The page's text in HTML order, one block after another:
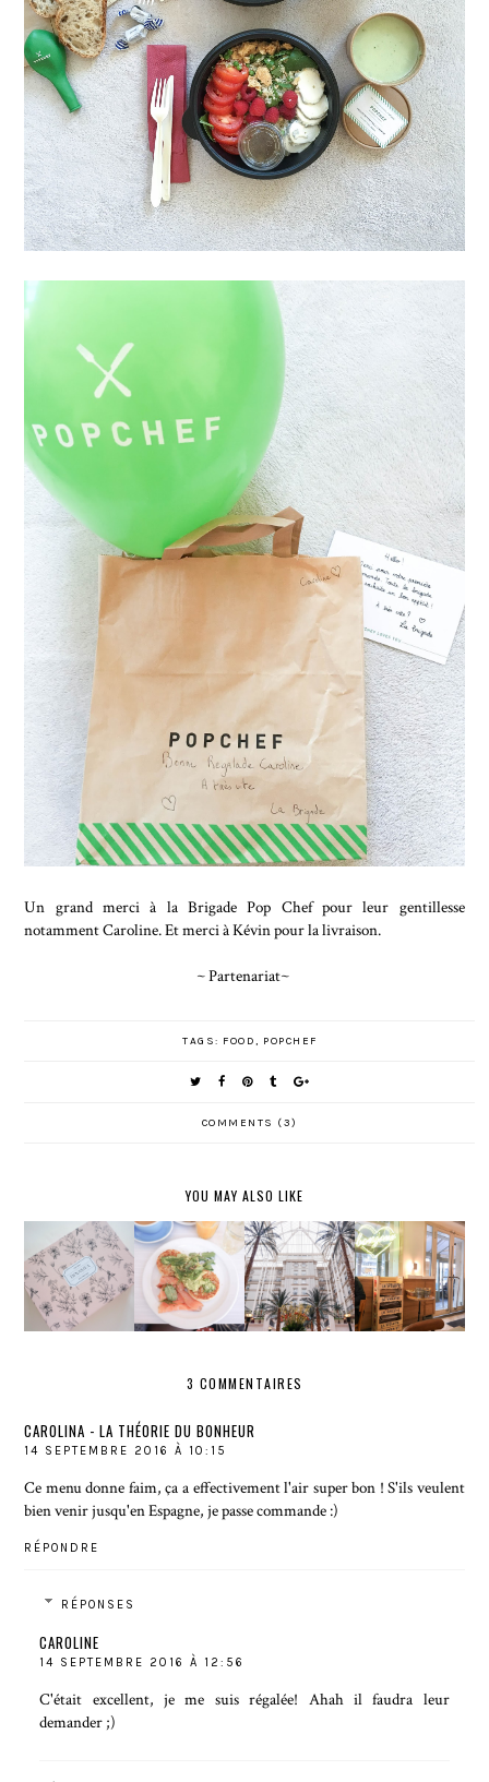
Un grand merci à la Brigade Pop Chef pour leur gentillesse
notamment Caroline. Et merci à Kévin pour la livraison.
~ Partenariat~
TAGS: FOOD, POPCHEF
COMMENTS (3)
YOU MAY ALSO LIKE
LA
DYNASTE
A BOX
NEIGHBO
URS
PARIS
THE
LANDMAR
K HOTEL
MAISON
PLISSON
3 COMMENTAIRES
CAROLINA - LA THÉORIE DU BONHEUR
14 SEPTEMBRE 2016 À 10:15
Ce menu donne faim, ça a effectivement l'air super bon ! S'ils veulent
bien venir jusqu'en Espagne, je passe commande :)
RÉPONDRE
RÉPONSES
CAROLINE
14 SEPTEMBRE 2016 À 12:56
C'était excellent, je me suis régalée! Ahah il faudra leur
demander ;)